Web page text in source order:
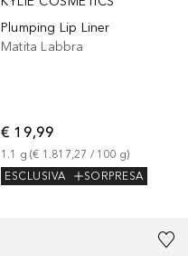
Plumping Lip Liner
Matita Labbra
€ 19,99
1.1 g (€ 1.817,27 / 100 g)
ESCLUSIVA
SORPRESA